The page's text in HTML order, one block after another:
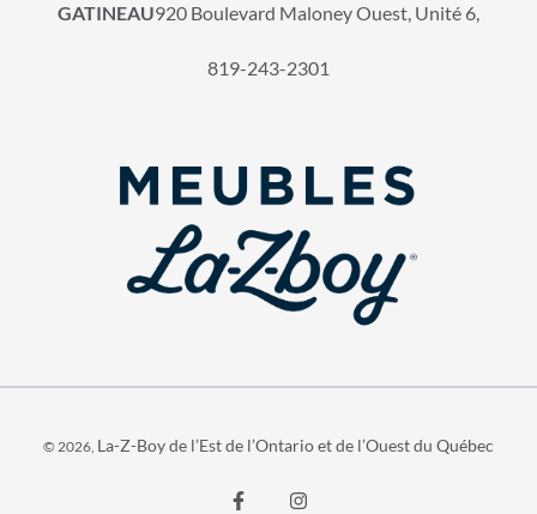
GATINEAU920 Boulevard Maloney Ouest, Unité 6,
819-243-2301
© 2026, La-Z-Boy de l’Est de l’Ontario et de l’Ouest du Québec